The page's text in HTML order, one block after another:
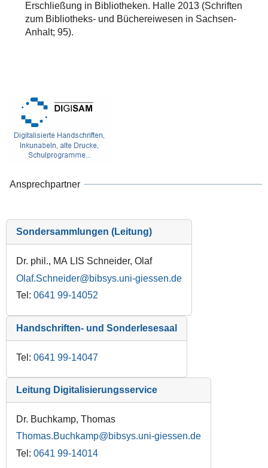
Erschließung in Bibliotheken. Halle 2013 (Schriften
zum Bibliotheks- und Büchereiwesen in Sachsen-
Anhalt; 95).
Ansprechpartner
Sondersammlungen (Leitung)
Dr. phil., MA LIS Schneider, Olaf
Olaf.Schneider
Tel: 0641 99-14052
Handschriften- und Sonderlesesaal
Tel: 0641 99-14047
Leitung Digitalisierungsservice
Dr. Buchkamp, Thomas
Thomas.Buchkamp
Tel: 0641 99-14014